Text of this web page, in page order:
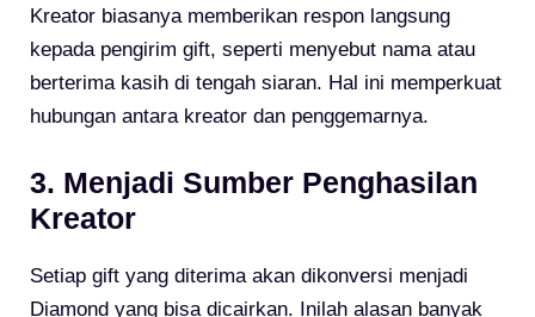
Kreator biasanya memberikan respon langsung
kepada pengirim gift, seperti menyebut nama atau
berterima kasih di tengah siaran. Hal ini memperkuat
hubungan antara kreator dan penggemarnya.
3. Menjadi Sumber Penghasilan
Kreator
Setiap gift yang diterima akan dikonversi menjadi
Diamond yang bisa dicairkan. Inilah alasan banyak